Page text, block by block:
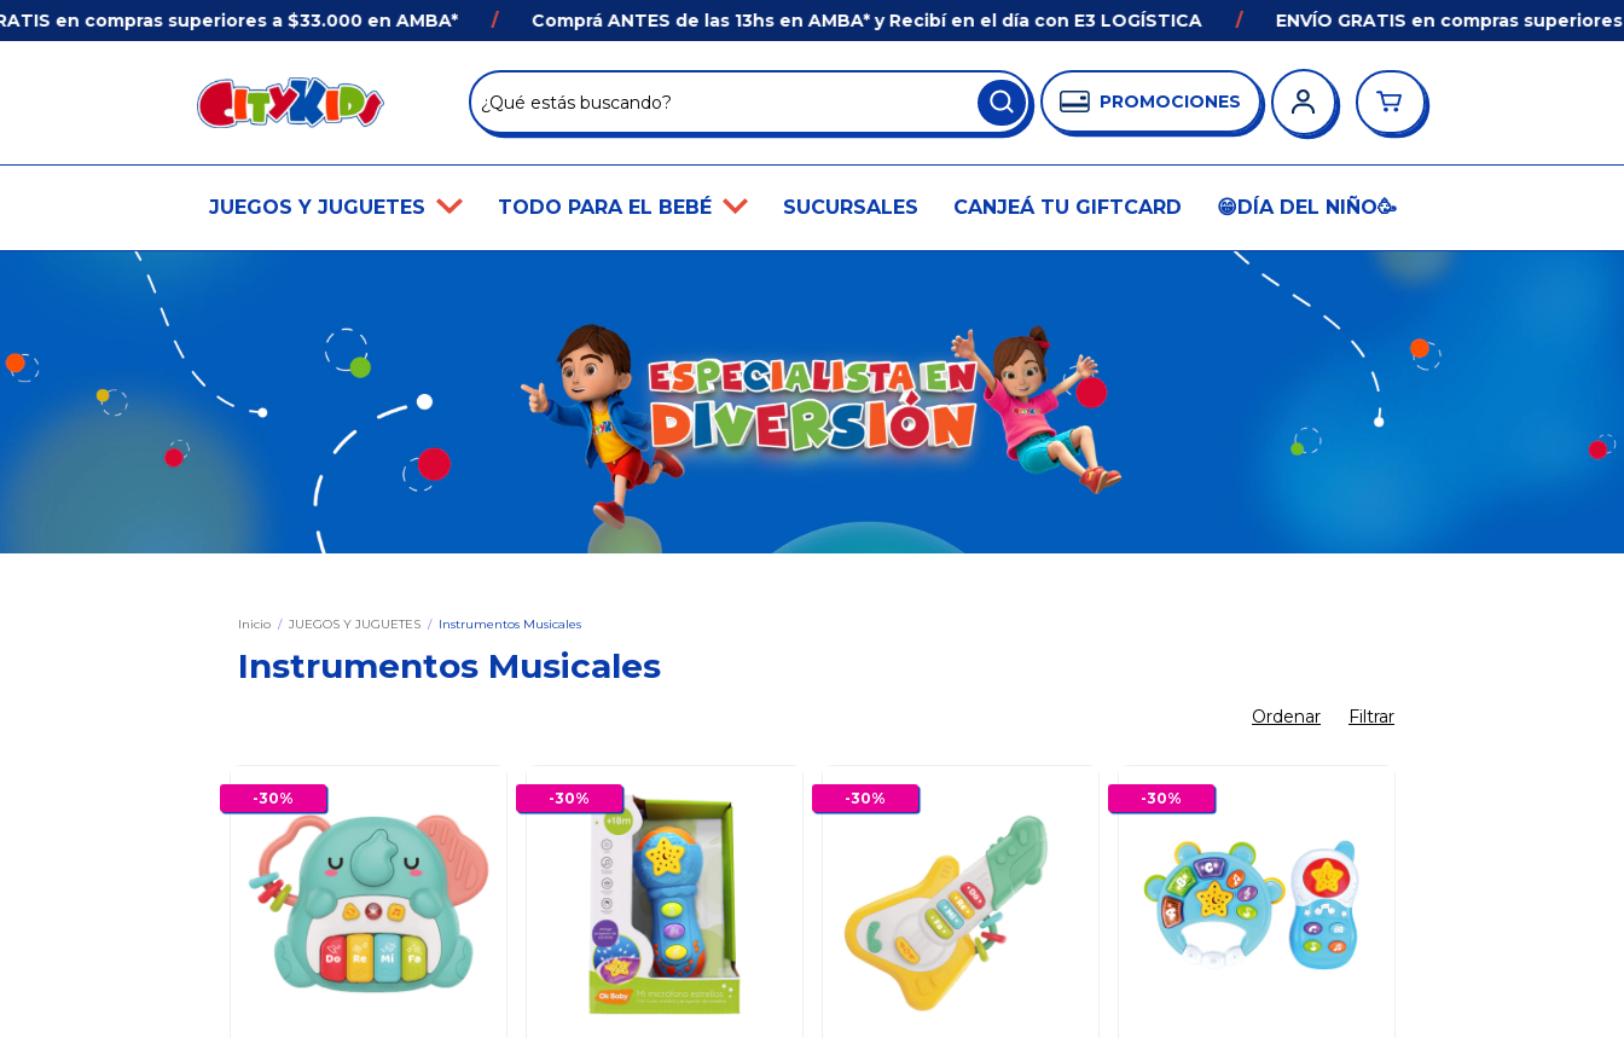
compras superiores a $33.000 en AMBA* / Comprá ANTES de las 13hs en AMBA* y Recibí en el día con E3 LOGÍSTICA / ENVÍO GRATIS en compras superiores a
PROMOCIONES
JUEGOS Y JUGUETES TODO PARA EL BEBÉ SUCURSALES CANJEÁ TU GIFTCARD 😁DÍA DEL NIÑO🥳
Inicio / JUEGOS Y JUGUETES / Instrumentos Musicales
Instrumentos Musicales
Ordenar Filtrar
-30% -30% -30% -30%